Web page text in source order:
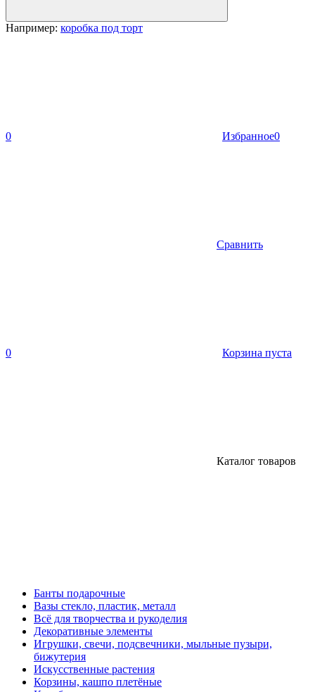
Например: коробка под торт
0 Избранное0
Сравнить
0 Корзина пуста
Каталог товаров
Банты подарочные
Вазы стекло, пластик, металл
Всё для творчества и рукоделия
Декоративные элементы
Игрушки, свечи, подсвечники, мыльные пузыри,
бижутерия
Искусственные растения
Корзины, кашпо плетёные